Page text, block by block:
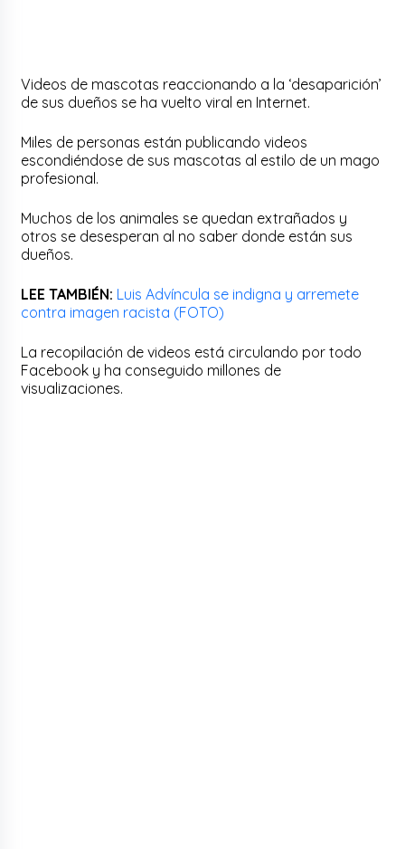
Videos de mascotas reaccionando a la ‘desaparición’
de sus dueños se ha vuelto viral en Internet.
Miles de personas están publicando videos
escondiéndose de sus mascotas al estilo de un mago
profesional.
Muchos de los animales se quedan extrañados y
otros se desesperan al no saber donde están sus
dueños.
LEE TAMBIÉN: Luis Advíncula se indigna y arremete
contra imagen racista (FOTO)
La recopilación de videos está circulando por todo
Facebook y ha conseguido millones de
visualizaciones.